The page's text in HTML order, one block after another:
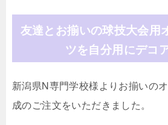
友達とお揃いの球技大会用
ツを自分用にデコ
新潟県N専門学校様よりお揃いの
成のご注文をいただきました。